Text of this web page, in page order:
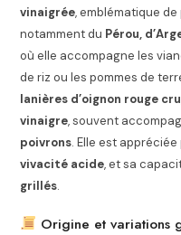
vinaigrée, emblématique
notamment du Pérou,
où elle accompagne les
de riz ou les pommes de
lanières d’oignon rouge cru
vinaigre, souvent
poivrons. Elle est
vivacité acide, et sa
grillés.
Origine et variations